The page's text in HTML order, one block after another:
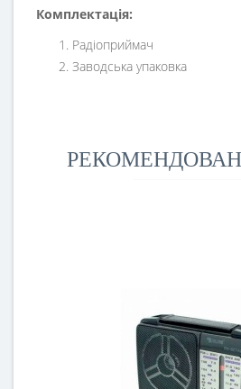
Комплектація:
Радіоприймач
Заводська упаковка